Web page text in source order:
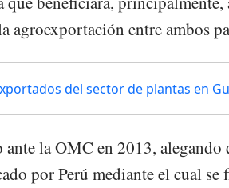
agroexportación entre ambos
del sector de plantas en
ante la OMC en 2013, alegando
por Perú mediante el cual se